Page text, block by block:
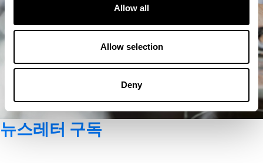
Allow all
Allow selection
Deny
뉴스레터 구독